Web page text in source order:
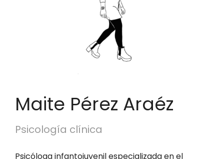
Maite Pérez Araéz
Psicología clínica
Psicóloga infantojuvenil especializada en el